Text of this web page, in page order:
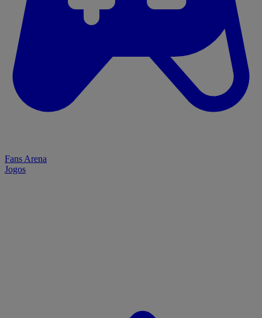
Fans Arena
Jogos